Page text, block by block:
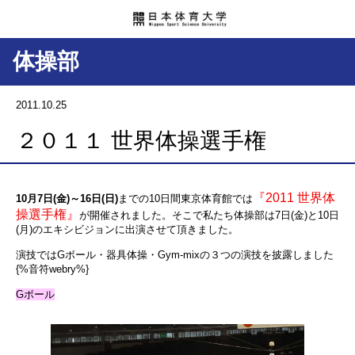
体操部
2011.10.25
２０１１ 世界体操選手権
10月7日(金)～16日(日)までの10日間東京体育館では
『2011 世界体
操選手権』 が開催されました。そこで私たち体操部は7日(金)と10日
(月)のエキシビジョンに出演させて頂きました。
演技ではGボール・器具体操・Gym-mixの３つの演技を披露しました
{%音符webry%}
Gボール